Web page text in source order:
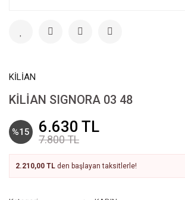
KİLİAN
KİLİAN SIGNORA 03 48
%15 6.630 TL
7.800 TL
2.210,00 TL den başlayan taksitlerle!